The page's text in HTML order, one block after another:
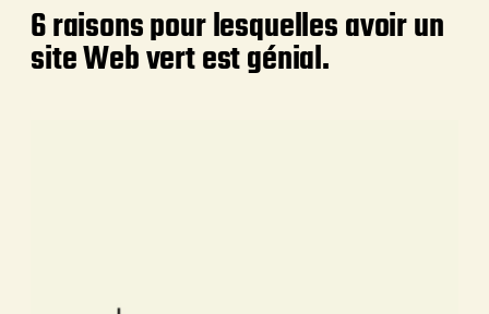
6 raisons pour lesquelles avoir un
site Web vert est génial.